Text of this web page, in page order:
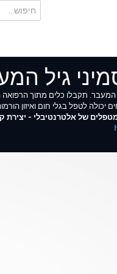
גיל
תקבלו כלים מתוך
יכולה לטפל בגלי חום ואיזון
של אלטרנטיבלי - יצירת